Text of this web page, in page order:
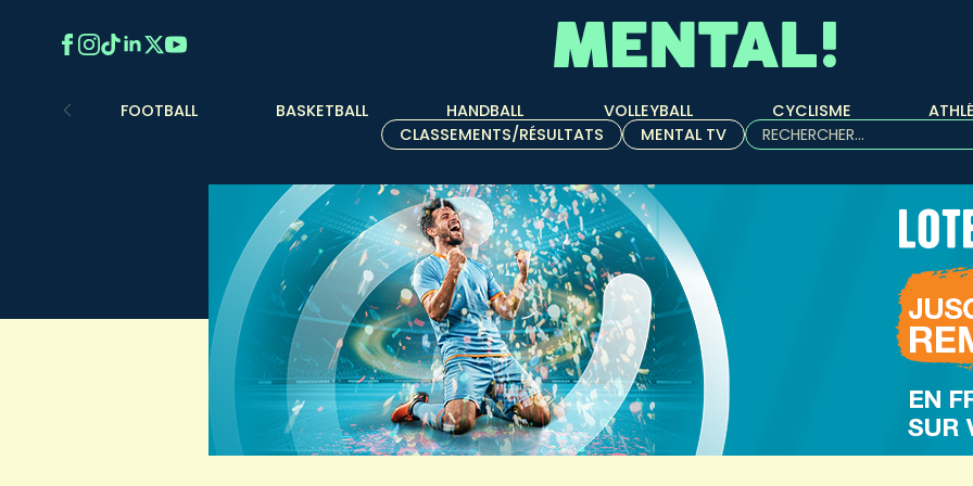
FOOTBALL BASKETBALL HANDBALL VOLLEYBALL CYCLISME
CLASSEMENTS/RÉSULTATS
MENTAL TV
Rechercher :